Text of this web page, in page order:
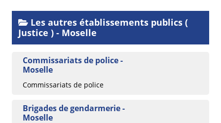
Les autres établissements publics (
Justice ) - Moselle
Commissariats de police -
Moselle
Commissariats de police
Brigades de gendarmerie -
Moselle